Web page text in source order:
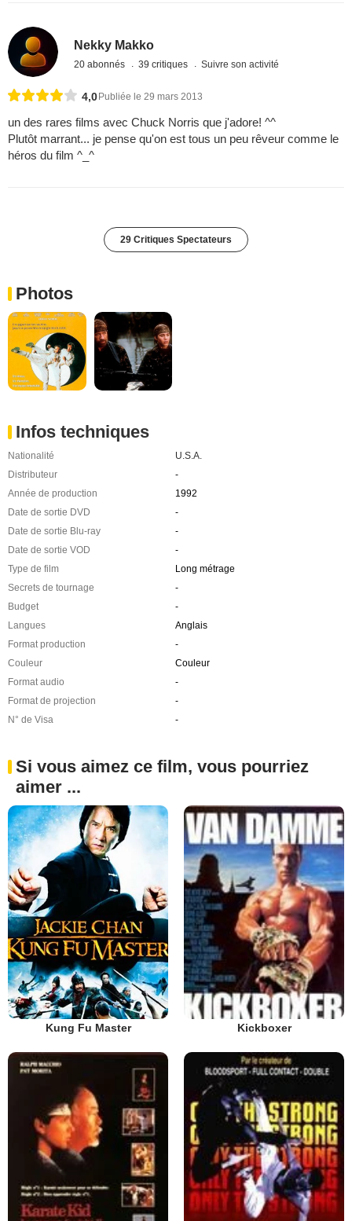
Nekky Makko
20 abonnés 39 critiques Suivre son activité
4,0 Publiée le 29 mars 2013
un des rares films avec Chuck Norris que j'adore! ^^
Plutôt marrant... je pense qu'on est tous un peu rêveur comme le
héros du film ^_^
29 Critiques Spectateurs
Photos
Infos techniques
Nationalité
U.S.A.
Distributeur
-
Année de production
1992
Date de sortie DVD
-
Date de sortie Blu-ray
-
Date de sortie VOD
-
Type de film
Long métrage
Secrets de tournage
-
Budget
-
Langues
Anglais
Format production
-
Couleur
Couleur
Format audio
-
Format de projection
-
N° de Visa
-
Si vous aimez ce film, vous pourriez
aimer ...
Kung Fu Master Kickboxer